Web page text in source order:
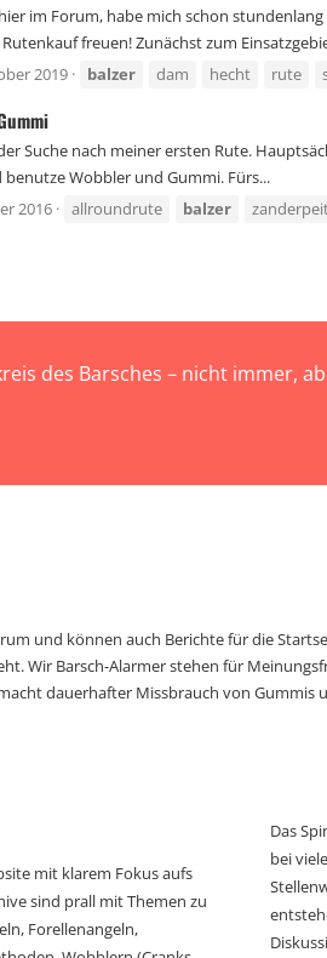
im Forum, habe mich schon
freuen! Zunächst zum
2019 balzer dam hecht rute
Suche nach meiner ersten Rute.
Wobbler und Gummi. Fürs...
2016 allroundrute balzer
des Barsches – nicht immer,
und können auch Berichte für die
Wir Barsch-Alarmer stehen für
dauerhafter Missbrauch von Gummis
mit klarem Fokus aufs
sind prall mit Themen zu
Forellenangeln,
Das
bei